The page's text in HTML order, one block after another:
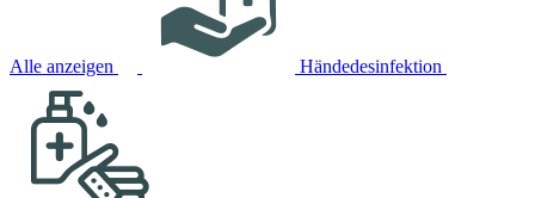
Alle anzeigen Händedesinfektion